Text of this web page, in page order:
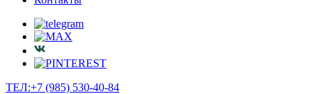
ТЕЛ:+7 (985) 530-40-84